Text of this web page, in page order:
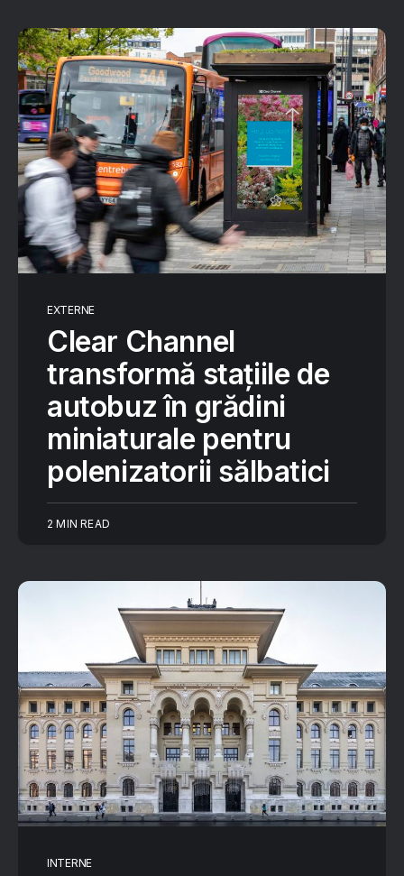
EXTERNE
Clear Channel
transformă stațiile de
autobuz în grădini
miniaturale pentru
polenizatorii sălbatici
2 MIN READ
INTERNE